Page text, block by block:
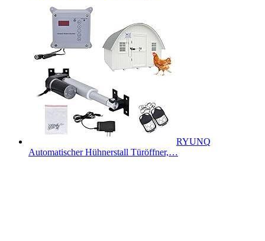
RYUNQ
Automatischer Hühnerstall Türöffner,…